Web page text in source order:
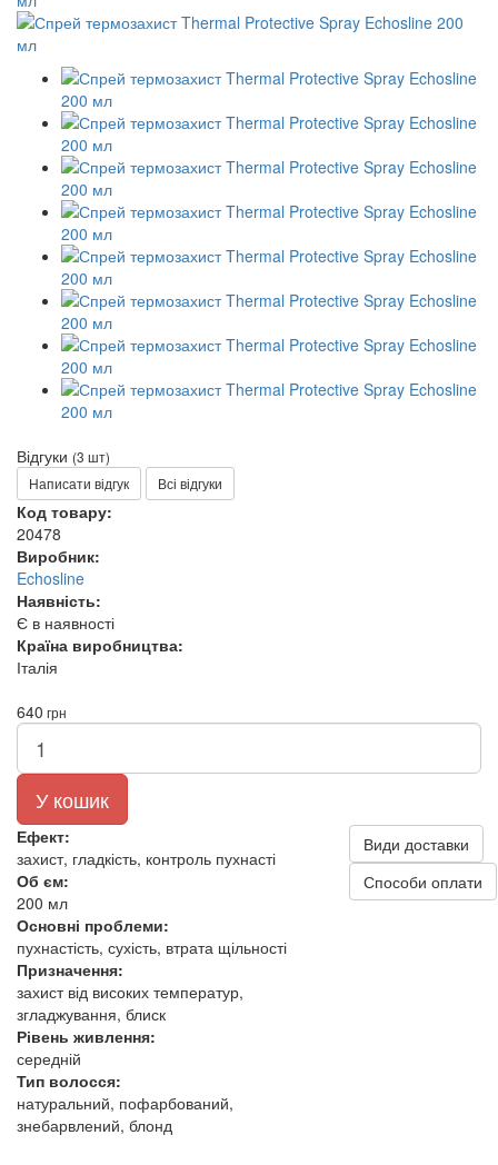
Відгуки (3 шт)
Написати відгук
Всі відгуки
Код товару:
20478
Виробник:
Echosline
Наявність:
Є в наявності
Країна виробництва:
Італія
640 грн
У кошик
Ефект:
захист, гладкість, контроль пухнасті
Об єм:
200 мл
Основні проблеми:
пухнастість, сухість, втрата щільності
Призначення:
захист від високих температур,
згладжування, блиск
Рівень живлення:
середній
Тип волосся:
натуральний, пофарбований,
знебарвлений, блонд
Види доставки
Способи оплати